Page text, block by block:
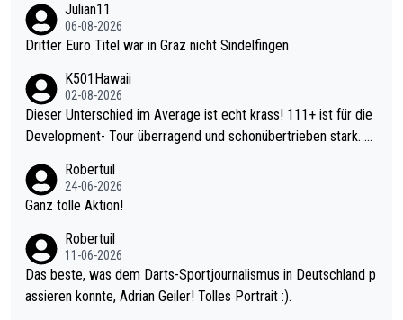
Julian11
06-08-2026
Dritter Euro Titel war in Graz nicht Sindelfingen
K501Hawaii
02-08-2026
Dieser Unterschied im Average ist echt krass! 111+ ist für die
Development- Tour überragend und schonübertrieben stark. U
mal 40+ erst recht. Da gewinnst keinen Blumentopf - ist ja noc
h krasser wie ein Pokalspiel eines Kreisligisten vs einem Bund
Robertuil
24-06-2026
Ganz tolle Aktion!
Robertuil
11-06-2026
Das beste, was dem Darts-Sportjournalismus in Deutschland p
assieren konnte, Adrian Geiler! Tolles Portrait :).